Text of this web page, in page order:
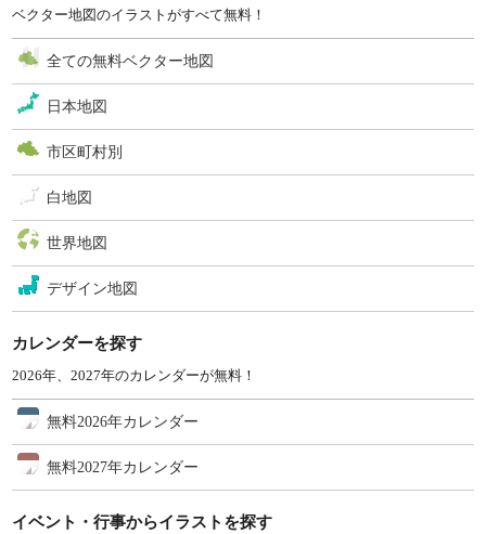
ベクター地図のイラストがすべて無料！
全ての無料ベクター地図
日本地図
市区町村別
白地図
世界地図
デザイン地図
カレンダーを探す
2026年、2027年のカレンダーが無料！
無料2026年カレンダー
無料2027年カレンダー
イベント・行事からイラストを探す